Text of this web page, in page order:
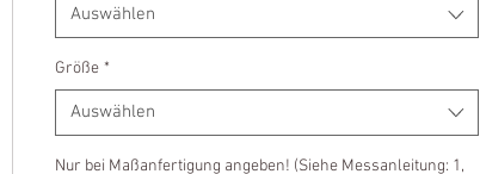
Auswählen
Größe *
Auswählen
Nur bei Maßanfertigung angeben! (Siehe Messanleitung: 1,